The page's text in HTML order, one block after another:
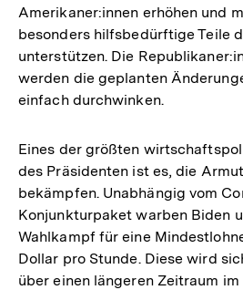
Amerikaner:innen erhöhen und
besonders hilfsbedürftige Teile
unterstützen. Die
werden die geplanten
einfach durchwinken.
Eines der größten
des Präsidenten ist es, die
bekämpfen. Unabhängig vom
Konjunkturpaket warben Biden
Wahlkampf für eine
Dollar pro Stunde. Diese wird
über einen längeren Zeitraum